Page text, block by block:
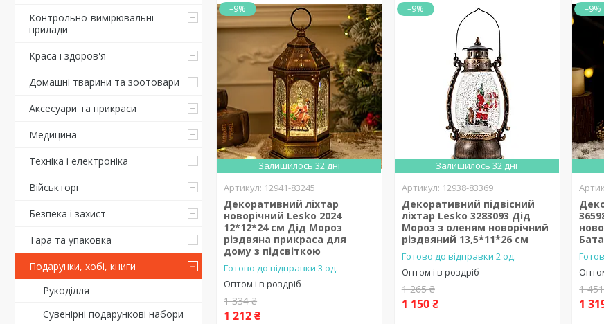
Контрольно-вимірювальні
прилади
Краса і здоров'я
Домашні тварини та зоотовари
Аксесуари та прикраси
Медицина
Техніка і електроніка
Військторг
Безпека і захист
Тара та упаковка
Подарунки, хобі, книги
Рукоділля
Сувенірні подарункові набори
–9%
Залишилось 32 дні
12941-83245
Декоративний ліхтар
новорічний Lesko 2024
12*12*24 см Дід Мороз
різдвяна прикраса для
дому з підсвіткою
Готово до відправки 3 од.
Оптом і в роздріб
1 334 ₴
1 212 ₴
–9%
Залишилось 32 дні
12938-83369
Декоративний підвісний
ліхтар Lesko 3283093 Дід
Мороз з оленям новорічний
різдвяний 13,5*11*26 см
Готово до відправки 2 од.
Оптом і в роздріб
1 265 ₴
1 150 ₴
–9%
1
1